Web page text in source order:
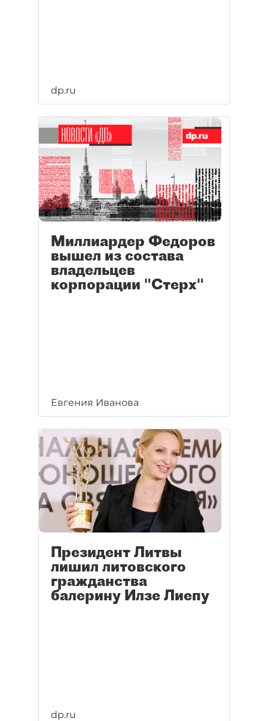
dp.ru
Миллиардер Федоров
вышел из состава
владельцев
корпорации "Стерх"
Евгения Иванова
Президент Литвы
лишил литовского
гражданства
балерину Илзе Лиепу
dp.ru